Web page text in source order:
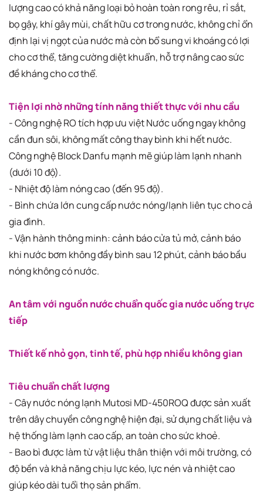
lượng cao có khả năng loại bỏ hoàn toàn rong rêu, rỉ sắt,
bọ gậy, khí gây mùi, chất hữu cơ trong nước, không chỉ ổn
định lại vị ngọt của nước mà còn bổ sung vi khoáng có lợi
cho cơ thể, tăng cường diệt khuẩn, hỗ trợ nâng cao sức
đề kháng cho cơ thể.
Tiện lợi nhờ những tính năng thiết thực với nhu cầu
- Công nghệ RO tích hợp ưu việt Nước uống ngay không
cần đun sôi, không mất công thay bình khi hết nước.
Công nghệ Block Danfu mạnh mẽ giúp làm lạnh nhanh
(dưới 10 độ).
- Nhiệt độ làm nóng cao (đến 95 độ).
- Bình chứa lớn cung cấp nước nóng/lạnh liên tục cho cả
gia đình.
- Vận hành thông minh: cảnh báo cửa tủ mở, cảnh báo
khi nước bơm không đầy bình sau 12 phút, cảnh báo bầu
nóng không có nước.
An tâm với nguồn nước chuẩn quốc gia nước uống trực
tiếp
Thiết kế nhỏ gọn, tinh tế, phù hợp nhiều không gian
Tiêu chuẩn chất lượng
- Cây nước nóng lạnh Mutosi MD-450ROQ được sản xuất
trên dây chuyền công nghệ hiện đại, sử dụng chất liệu và
hệ thống làm lạnh cao cấp, an toàn cho sức khoẻ.
- Bao bì được làm từ vật liệu thân thiện với môi trường, có
độ bền và khả năng chịu lực kéo, lực nén và nhiệt cao
giúp kéo dài tuổi thọ sản phẩm.